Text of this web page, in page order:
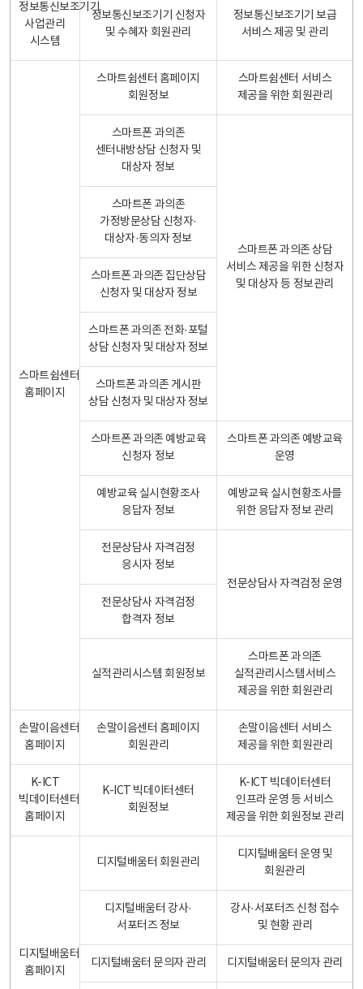
정보통신보조기기
사업관리
시스템
정보통신보조기기 신청자
및 수혜자 회원관리
정보통신보조기기 보급
서비스 제공 및 관리
스마트쉼센터
홈페이지
스마트쉼센터 홈페이지
회원정보
스마트쉼센터 서비스
제공을 위한 회원관리
스마트폰 과의존
센터내방상담 신청자 및
대상자 정보
스마트폰 과의존 상담
서비스 제공을 위한 신청자
및 대상자 등 정보관리
스마트폰 과의존
가정방문상담 신청자·
대상자·동의자 정보
스마트폰 과의존 집단상담
신청자 및 대상자 정보
스마트폰 과의존 전화·포털
상담 신청자 및 대상자 정보
스마트폰 과의존 게시판
상담 신청자 및 대상자 정보
스마트폰 과의존 예방교육
신청자 정보
스마트폰 과의존 예방교육
운영
예방교육 실시현황조사
응답자 정보
예방교육 실시현황조사를
위한 응답자 정보 관리
전문상담사 자격검정
응시자 정보
전문상담사 자격검정 운영
전문상담사 자격검정
합격자 정보
실적관리시스템 회원정보
스마트폰 과의존
실적관리시스템서비스
제공을 위한 회원관리
손말이음센터
홈페이지
손말이음센터 홈페이지
회원관리
손말이음센터 서비스
제공을 위한 회원관리
K-ICT
빅데이터센터
홈페이지
K-ICT 빅데이터센터
회원정보
K-ICT 빅데이터센터
인프라 운영 등 서비스
제공을 위한 회원정보 관리
디지털배움터
홈페이지
디지털배움터 회원관리
디지털배움터 운영 및
회원관리
디지털배움터 강사·
서포터즈 정보
강사·서포터즈 신청 접수
및 현황 관리
디지털배움터 문의자 관리 디지털배움터 문의자 관리